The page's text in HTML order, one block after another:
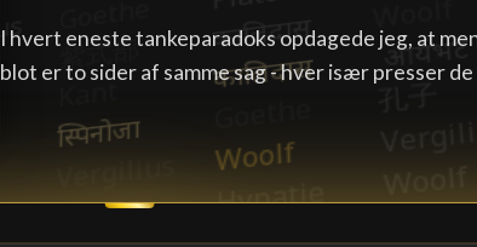
I hvert eneste tankeparadoks opdagede jeg, at
blot er to sider af samme sag - hver især presser